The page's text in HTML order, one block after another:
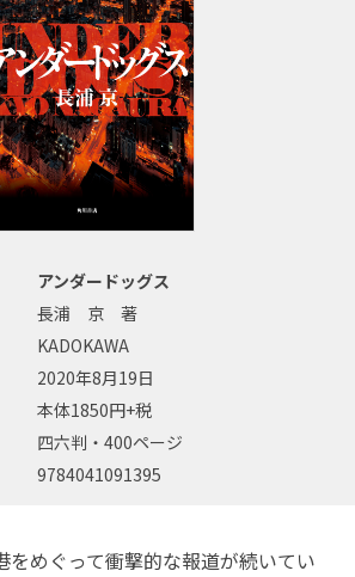
アンダードッグス
長浦 京 著
KADOKAWA
2020年8月19日
本体1850円+税
四六判・400ページ
9784041091395
めぐって衝撃的な報道が続いてい